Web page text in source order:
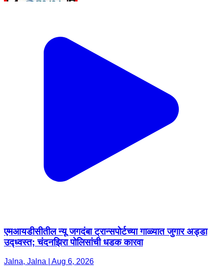
एमआयडीसीतील न्यू जगदंबा ट्रान्सपोर्टच्या गाळ्यात जुगार अड्डा
उद्ध्वस्त; चंदनझिरा पोलिसांची धडक कारवा
Jalna, Jalna | Aug 6, 2026